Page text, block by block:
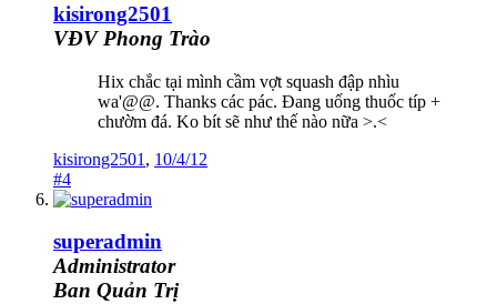
kisirong2501
VĐV Phong Trào
Hix chắc tại mình cầm vợt squash đập nhìu
wa'@@. Thanks các pác. Đang uống thuốc típ +
chườm đá. Ko bít sẽ như thế nào nữa >.<
kisirong2501 , 10/4/12
#4
superadmin
Administrator
Ban Quản Trị